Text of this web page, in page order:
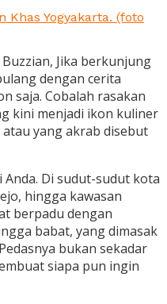
Khas Yogyakarta. (foto
Buzzian, Jika berkunjung
dengan cerita
saja. Cobalah rasakan
kini menjadi ikon kuliner
yang akrab disebut
Di sudut-sudut kota
hingga kawasan
berpadu dengan
babat, yang dimasak
bukan sekadar
siapa pun ingin